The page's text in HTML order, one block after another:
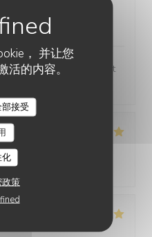
， 并让您
活的内容。
接受
策
价比 :5 /5
77ème. Les plats étaient
价比